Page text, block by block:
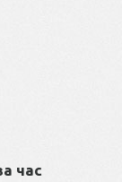
час